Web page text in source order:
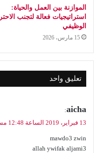
الموازنة بين العمل والحياة:
استراتيجيات فعالة لتجنب
الوظيفي
15 مارس، 2026
تعليق واحد
ي
ل
aicha
:
13 فبراير، 2019 الساعة 12:48 مساءً
mawdo3 zwin
allah ywifak aljami3